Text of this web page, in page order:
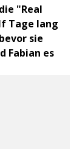
"Real
Tage lang
sie
Fabian es